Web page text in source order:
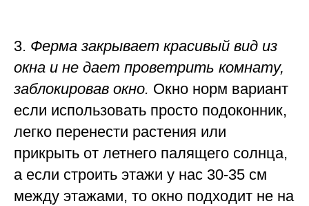
3. Ферма закрывает красивый вид из
окна и не дает проветрить комнату,
заблокировав окно. Окно норм вариант
если использовать просто подоконник,
легко перенести растения или
прикрыть от летнего палящего солнца,
а если строить этажи у нас 30-35 см
между этажами, то окно подходит не на